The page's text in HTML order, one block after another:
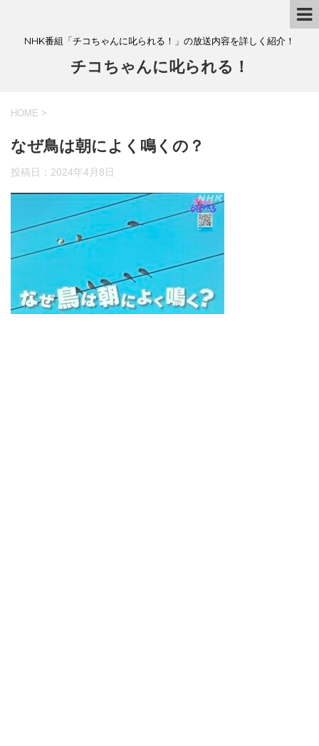
NHK番組「チコちゃんに叱られる！」の放送内容を詳しく紹介！
チコちゃんに叱られる！
HOME >
なぜ鳥は朝によく鳴くの？
投稿日： 2024年4月8日